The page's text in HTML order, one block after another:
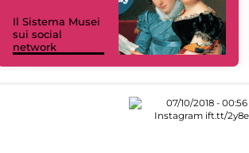
Il Sistema Musei
sui social
network